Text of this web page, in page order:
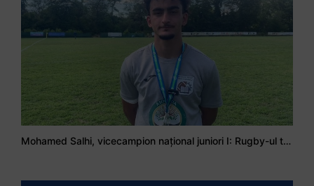
Mohamed Salhi, vicecampion național juniori I: Rugby-ul te învață să accepți și înfrângerile